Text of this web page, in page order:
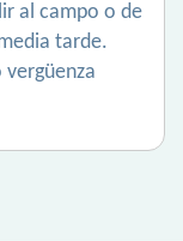
al campo o de
tarde.